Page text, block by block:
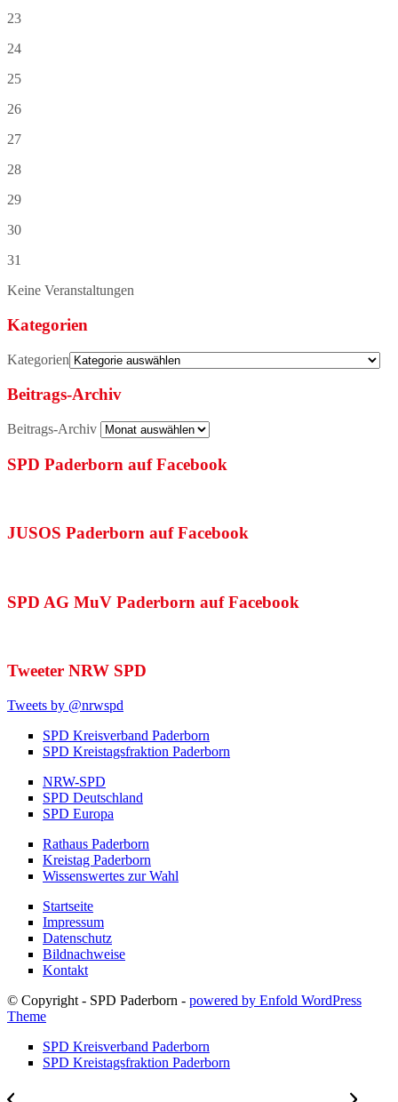
23
24
25
26
27
28
29
30
31
Keine Veranstaltungen
Kategorien
Kategorien
Beitrags-Archiv
Beitrags-Archiv
SPD Paderborn auf Facebook
JUSOS Paderborn auf Facebook
SPD AG MuV Paderborn auf Facebook
Tweeter NRW SPD
Tweets by @nrwspd
SPD Kreisverband Paderborn
SPD Kreistagsfraktion Paderborn
NRW-SPD
SPD Deutschland
SPD Europa
Rathaus Paderborn
Kreistag Paderborn
Wissenswertes zur Wahl
Startseite
Impressum
Datenschutz
Bildnachweise
Kontakt
© Copyright - SPD Paderborn - powered by Enfold WordPress
Theme
SPD Kreisverband Paderborn
SPD Kreistagsfraktion Paderborn